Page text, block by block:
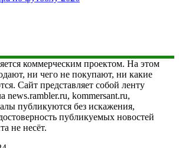
коммерческим проектом. На этом
ни чего не покупают, ни какие
Сайт представляет собой ленту
news.rambler.ru, kommersant.ru,
публикуются без искажения,
публикуемых новостей
не несёт.